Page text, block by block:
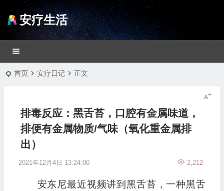
安疗生活
首页 安疗日记 正文
排毒反应：黑舌苔，口腔有金属味道，
排便有金属物质/气味（氧化重金属排
出）
2021年12月4日 13:24:00 2,212
安东尼最近视频讲到黑舌苔，一种黑舌